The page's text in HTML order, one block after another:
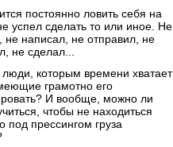
постоянно ловить себя на
успел сделать то или иное. Не
не написал, не отправил, не
не сделал...
люди, которым времени хватает
грамотно его
И вообще, можно ли
чтобы не находиться
под прессингом груза